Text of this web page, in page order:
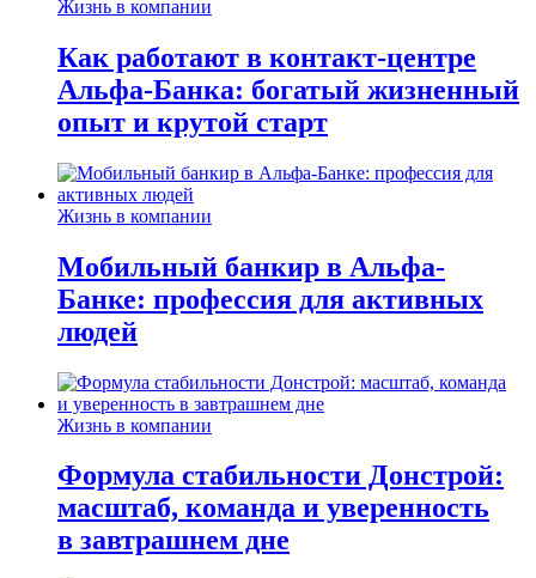
Жизнь в компании
Как работают в контакт-центре
Альфа-Банка: богатый жизненный
опыт и крутой старт
Жизнь в компании
Мобильный банкир в Альфа-
Банке: профессия для активных
людей
Жизнь в компании
Формула стабильности Донстрой:
масштаб, команда и уверенность
в завтрашнем дне